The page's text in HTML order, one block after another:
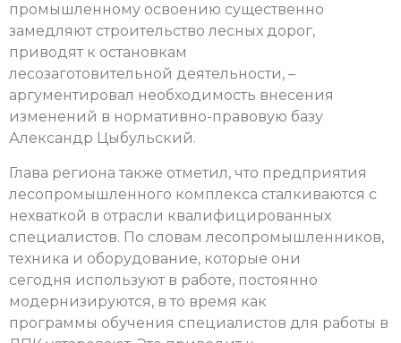
промышленному освоению существенно
замедляют строительство лесных дорог,
приводят к остановкам
лесозаготовительной деятельности, –
аргументировал необходимость внесения
изменений в нормативно-правовую базу
Александр Цыбульский.
Глава региона также отметил, что предприятия
лесопромышленного комплекса сталкиваются с
нехваткой в отрасли квалифицированных
специалистов. По словам лесопромышленников,
техника и оборудование, которые они
сегодня используют в работе, постоянно
модернизируются, в то время как
программы обучения специалистов для работы в